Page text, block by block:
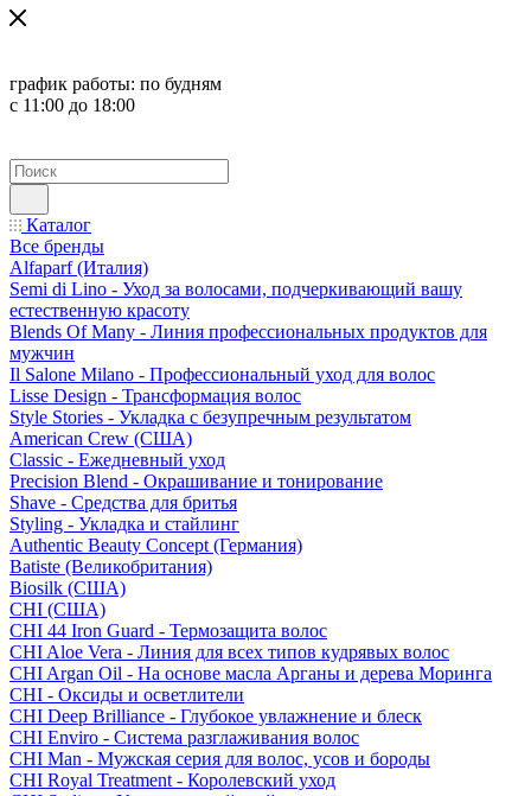
график работы: по будням
с 11:00 до 18:00
Каталог
Все бренды
Alfaparf (Италия)
Semi di Lino - Уход за волосами, подчеркивающий вашу
естественную красоту
Blends Of Many - Линия профессиональных продуктов для
мужчин
Il Salone Milano - Профессиональный уход для волос
Lisse Design - Трансформация волос
Style Stories - Укладка с безупречным результатом
American Crew (США)
Classic - Ежедневный уход
Precision Blend - Окрашивание и тонирование
Shave - Средства для бритья
Styling - Укладка и стайлинг
Authentic Beauty Concept (Германия)
Batiste (Великобритания)
Biosilk (США)
CHI (США)
CHI 44 Iron Guard - Термозащита волос
CHI Aloe Vera - Линия для всех типов кудрявых волос
CHI Argan Oil - На основе масла Арганы и дерева Моринга
CHI - Оксиды и осветлители
CHI Deep Brilliance - Глубокое увлажнение и блеск
CHI Enviro - Система разглаживания волос
CHI Man - Мужская серия для волос, усов и бороды
CHI Royal Treatment - Королевский уход